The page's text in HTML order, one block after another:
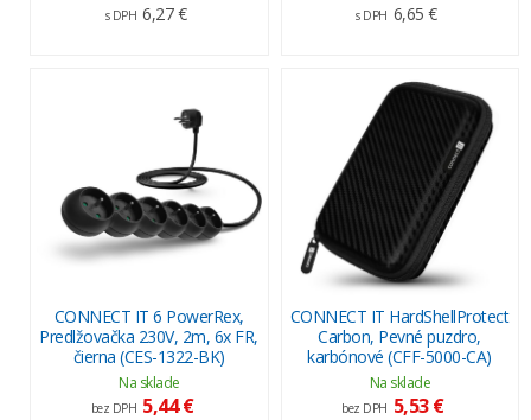
s DPH 6,27 € s DPH 6,65 €
CONNECT IT 6 PowerRex,
Predlžovačka 230V, 2m, 6x FR,
čierna (CES-1322-BK)
Na sklade
bez DPH 5,44 €
CONNECT IT HardShellProtect
Carbon, Pevné puzdro,
karbónové (CFF-5000-CA)
Na sklade
bez DPH 5,53 €